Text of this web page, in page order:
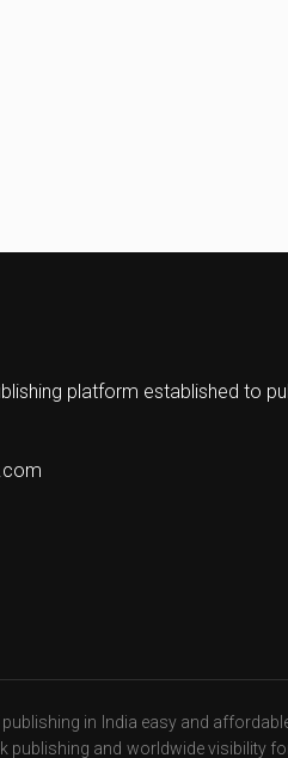
platform established to
in India easy and
publishing and worldwide visibility